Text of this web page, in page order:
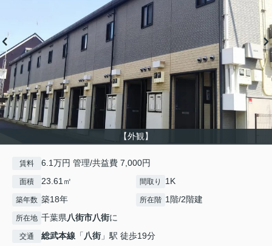
【外観】
賃料 6.1万円 管理/共益費 7,000円
面積 23.61㎡ 間取り 1K
築年数 築18年 所在階 1階/2階建
所在地 千葉県八街市八街に
交通 総武本線 「八街」駅 徒歩19分